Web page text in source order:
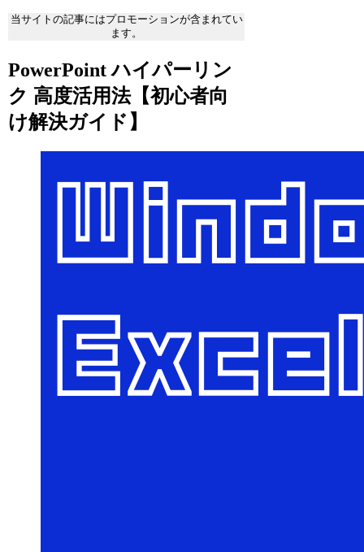
当サイトの記事にはプロモーションが含まれてい
ます。
PowerPoint ハイパーリン
ク 高度活用法【初心者向
け解決ガイド】